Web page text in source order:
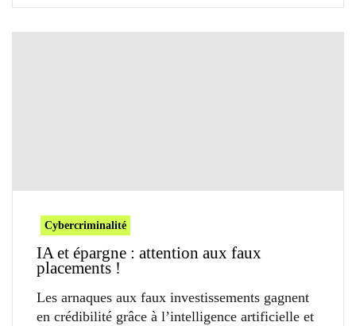
Cybercriminalité
IA et épargne : attention aux faux
placements !
Les arnaques aux faux investissements gagnent
en crédibilité grâce à l’intelligence artificielle et